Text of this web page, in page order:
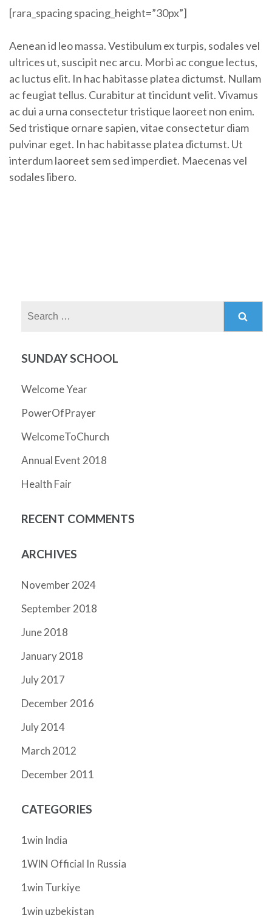
[rara_spacing spacing_height=”30px”]
Aenean id leo massa. Vestibulum ex turpis, sodales vel
ultrices ut, suscipit nec arcu. Morbi ac congue lectus,
ac luctus elit. In hac habitasse platea dictumst. Nullam
ac feugiat tellus. Curabitur at tincidunt velit. Vivamus
ac dui a urna consectetur tristique laoreet non enim.
Sed tristique ornare sapien, vitae consectetur diam
pulvinar eget. In hac habitasse platea dictumst. Ut
interdum laoreet sem sed imperdiet. Maecenas vel
sodales libero.
SUNDAY SCHOOL
Welcome Year
PowerOfPrayer
WelcomeToChurch
Annual Event 2018
Health Fair
RECENT COMMENTS
ARCHIVES
November 2024
September 2018
June 2018
January 2018
July 2017
December 2016
July 2014
March 2012
December 2011
CATEGORIES
1win India
1WIN Official In Russia
1win Turkiye
1win uzbekistan